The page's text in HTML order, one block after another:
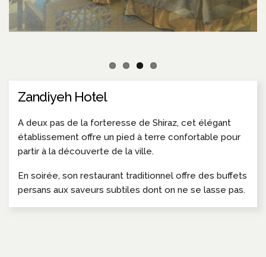
Zandiyeh Hotel
A deux pas de la forteresse de Shiraz, cet élégant
établissement offre un pied à terre confortable pour
partir à la découverte de la ville.
En soirée, son restaurant traditionnel offre des buffets
persans aux saveurs subtiles dont on ne se lasse pas.